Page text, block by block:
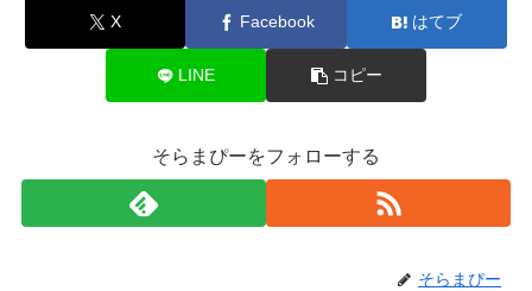
X Facebook はてブ
LINE コピー
そらまぴーをフォローする
そらまぴー